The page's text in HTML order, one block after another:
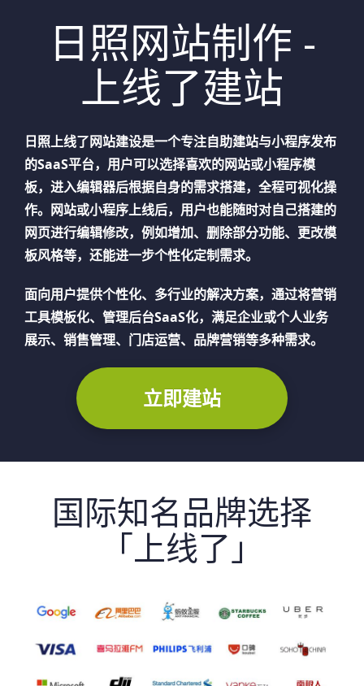
日照网站制作 -
上线了建站
日照上线了网站建设是一个专注自助建站与小程序发布
的SaaS平台，用户可以选择喜欢的网站或小程序模
板，进入编辑器后根据自身的需求搭建，全程可视化操
作。网站或小程序上线后，用户也能随时对自己搭建的
网页进行编辑修改，例如增加、删除部分功能、更改模
板风格等，还能进一步个性化定制需求。
面向用户提供个性化、多行业的解决方案，通过将营销
工具模板化、管理后台SaaS化，满足企业或个人业务
展示、销售管理、门店运营、品牌营销等多种需求。
立即建站
国际知名品牌选择
「上线了」